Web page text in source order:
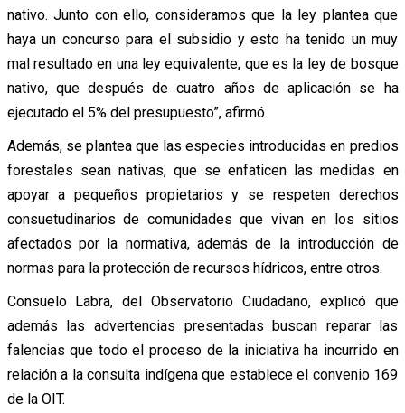
nativo. Junto con ello, consideramos que la ley plantea que
haya un concurso para el subsidio y esto ha tenido un muy
mal resultado en una ley equivalente, que es la ley de bosque
nativo, que después de cuatro años de aplicación se ha
ejecutado el 5% del presupuesto”, afirmó.
Además, se plantea que las especies introducidas en predios
forestales sean nativas, que se enfaticen las medidas en
apoyar a pequeños propietarios y se respeten derechos
consuetudinarios de comunidades que vivan en los sitios
afectados por la normativa, además de la introducción de
normas para la protección de recursos hídricos, entre otros.
Consuelo Labra, del Observatorio Ciudadano, explicó que
además las advertencias presentadas buscan reparar las
falencias que todo el proceso de la iniciativa ha incurrido en
relación a la consulta indígena que establece el convenio 169
de la OIT.